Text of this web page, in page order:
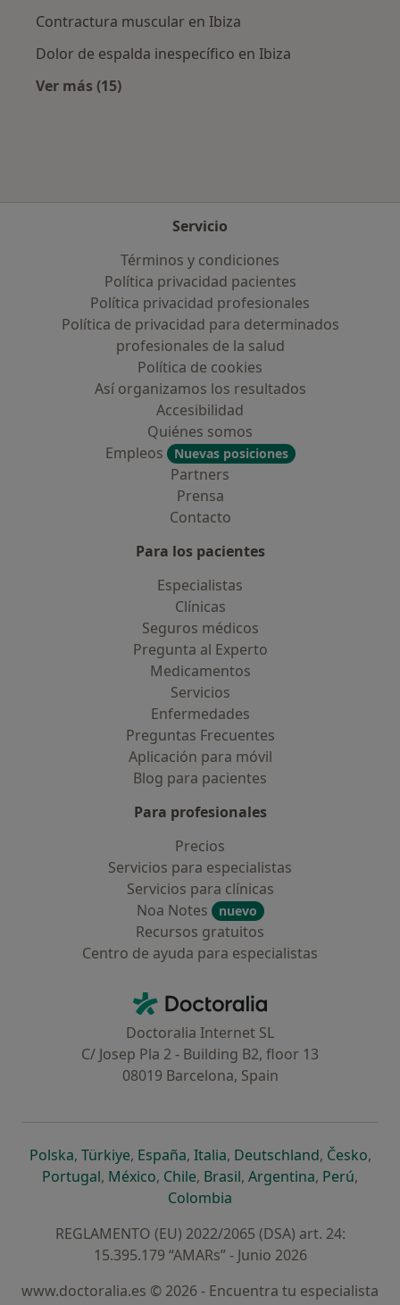
Contractura muscular en Ibiza
Dolor de espalda inespecífico en Ibiza
Ver más (15)
Servicio
Términos y condiciones
Política privacidad pacientes
Política privacidad profesionales
Política de privacidad para determinados
profesionales de la salud
Política de cookies
Así organizamos los resultados
Accesibilidad
Quiénes somos
Empleos
Nuevas posiciones
Partners
Prensa
Contacto
Para los pacientes
Especialistas
Clínicas
Seguros médicos
Pregunta al Experto
Medicamentos
Servicios
Enfermedades
Preguntas Frecuentes
Aplicación para móvil
Blog para pacientes
Para profesionales
Precios
Servicios para especialistas
Servicios para clínicas
Noa Notes
nuevo
Recursos gratuitos
Centro de ayuda para especialistas
Doctoralia - Página de inicio
Doctoralia Internet SL
C/ Josep Pla 2 - Building B2, floor 13
08019 Barcelona, Spain
Polskase abre en una nueva pestaña
, Türkiyese abre en una nueva pestaña
, Españase abre en una nueva pestaña
, Italiase abre en una nueva
, Deutschlandse abre en
, Českose
,
Portugalse abre en una nueva pestaña
, Méxicose abre en una nueva pestaña
, Chilese abre en una nueva pestaña
, Brasilse abre en una nueva
, Argentinase abre en
, Perúse
,
Colombia
REGLAMENTO (EU) 2022/2065 (DSA) art. 24:
15.395.179 “AMARs” - Junio 2026
www.doctoralia.es © 2026 - Encuentra tu especialista